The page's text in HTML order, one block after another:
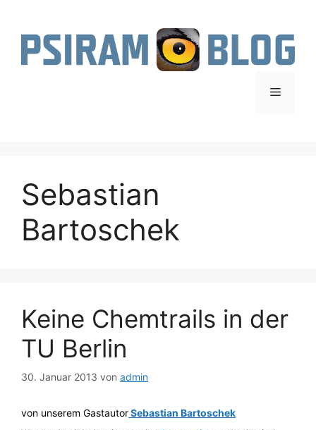
springen
Menü
Sebastian
Bartoschek
Keine Chemtrails in der
TU Berlin
30. Januar 2013 von admin
von unserem GastautorSebastian Bartoschek